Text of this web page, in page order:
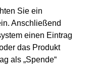
Sie ein
Anschließend
einen Eintrag
das Produkt
als „Spende“